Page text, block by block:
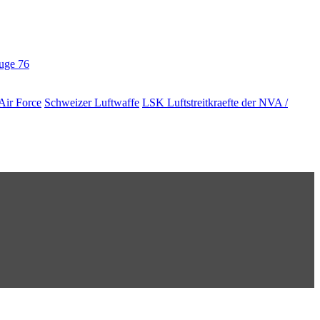
76
Force Schweizer Luftwaffe LSK Luftstreitkraefte der NVA /